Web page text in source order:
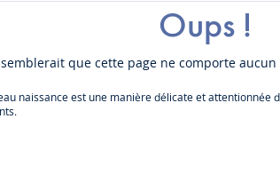
Oups !
que cette page ne comporte
naissance est une manière délicate et